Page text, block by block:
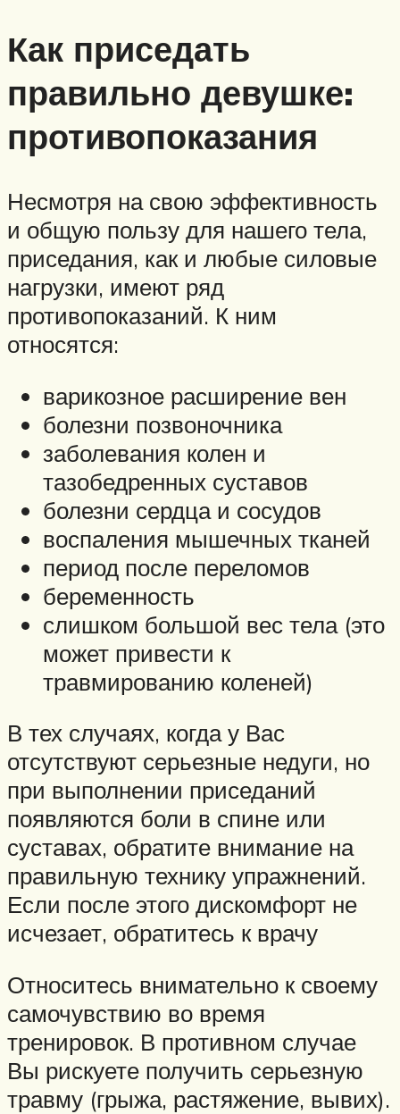
Как приседать
правильно девушке:
противопоказания
Несмотря на свою эффективность
и общую пользу для нашего тела,
приседания, как и любые силовые
нагрузки, имеют ряд
противопоказаний. К ним
относятся:
варикозное расширение вен
болезни позвоночника
заболевания колен и
тазобедренных суставов
болезни сердца и сосудов
воспаления мышечных тканей
период после переломов
беременность
слишком большой вес тела (это
может привести к
травмированию коленей)
В тех случаях, когда у Вас
отсутствуют серьезные недуги, но
при выполнении приседаний
появляются боли в спине или
суставах, обратите внимание на
правильную технику упражнений.
Если после этого дискомфорт не
исчезает, обратитесь к врачу
Относитесь внимательно к своему
самочувствию во время
тренировок. В противном случае
Вы рискуете получить серьезную
травму (грыжа, растяжение, вывих).